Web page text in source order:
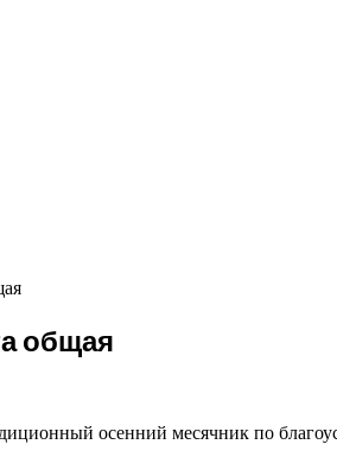
общая
осенний месячник по